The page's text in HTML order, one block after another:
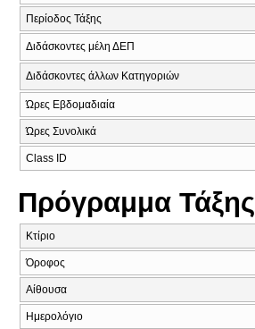
Περίοδος Τάξης
Διδάσκοντες μέλη ΔΕΠ
Διδάσκοντες άλλων Κατηγοριών
Ώρες Εβδομαδιαία
Ώρες Συνολικά
Class ID
Πρόγραμμα Τάξης
Κτίριο
Όροφος
Αίθουσα
Ημερολόγιο